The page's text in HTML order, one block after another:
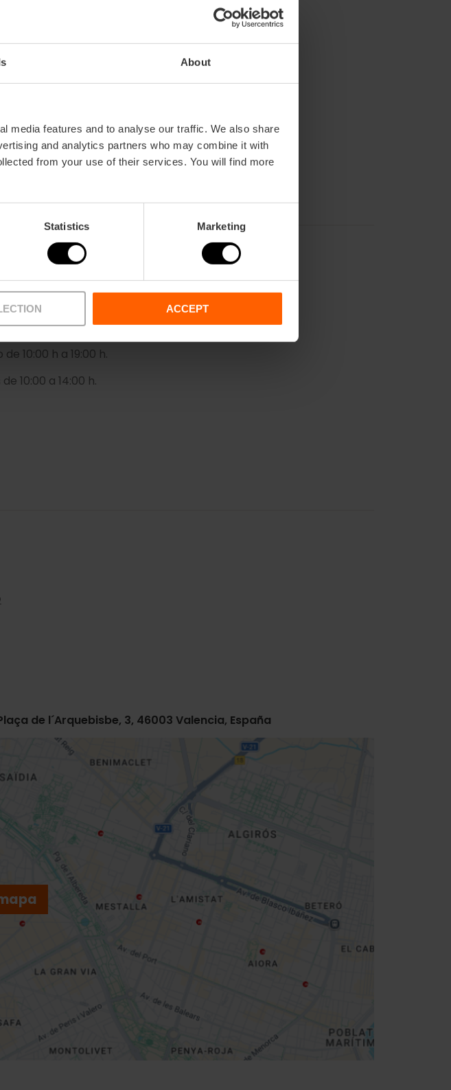
About
media features and to analyse our traffic. We also share
and analytics partners who may combine it with
from your use of their services. You will find more
Statistics Marketing
ACCEPT
10:00 h a 19:00 h.
10:00 a 14:00 h.
de l´Arquebisbe, 3, 46003 Valencia, España